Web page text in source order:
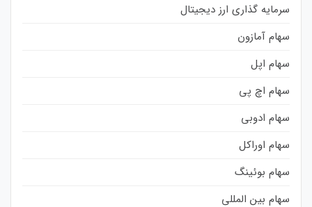
سرمایه گذاری ارز دیجیتال
سهام آمازون
سهام اپل
سهام اچ پی
سهام ادوبی
سهام اوراکل
سهام بوئینگ
سهام بین المللی